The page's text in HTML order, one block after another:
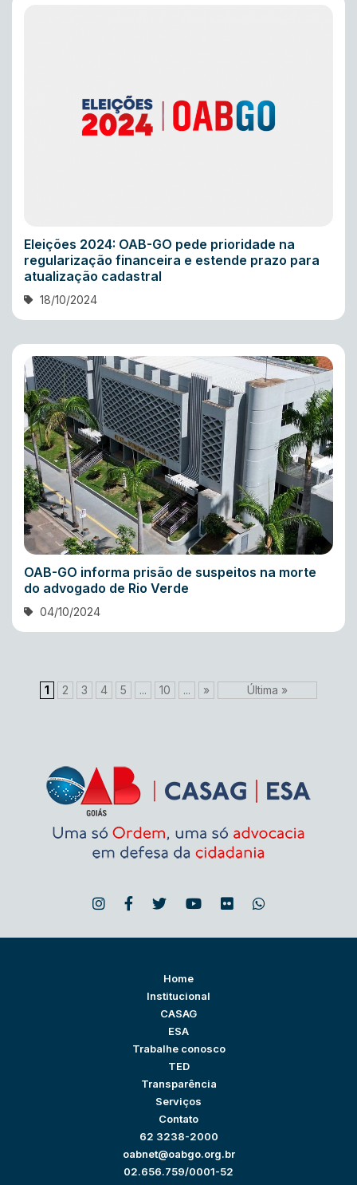
Eleições 2024: OAB-GO pede prioridade na
regularização financeira e estende prazo para
atualização cadastral
18/10/2024
OAB-GO informa prisão de suspeitos na morte
do advogado de Rio Verde
04/10/2024
1 2 3 4 5 ... 10 ... » Última »
Home
Institucional
CASAG
ESA
Trabalhe conosco
TED
Transparência
Serviços
Contato
62 3238-2000
oabnet@oabgo.org.br
02.656.759/0001-52